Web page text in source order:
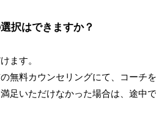
択はできますか？
ます。
無料カウンセリングにて、コーチ
足いただけなかった場合は、途中